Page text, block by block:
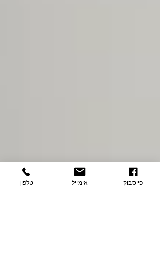
טלפון אימייל פייסבוק